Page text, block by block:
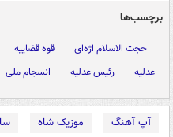
برچسب‌ها
حجت الاسلام اژه‌ای قوه قضاییه
عدلیه
رئیس عدلیه انسجام ملی
آپ آهنگ موزیک شاه